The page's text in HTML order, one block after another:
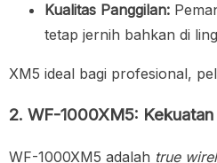
Kualitas Panggilan:
tetap jernih bahkan di
XM5 ideal bagi profesional,
2. WF-1000XM5:
WF-1000XM5 adalah true